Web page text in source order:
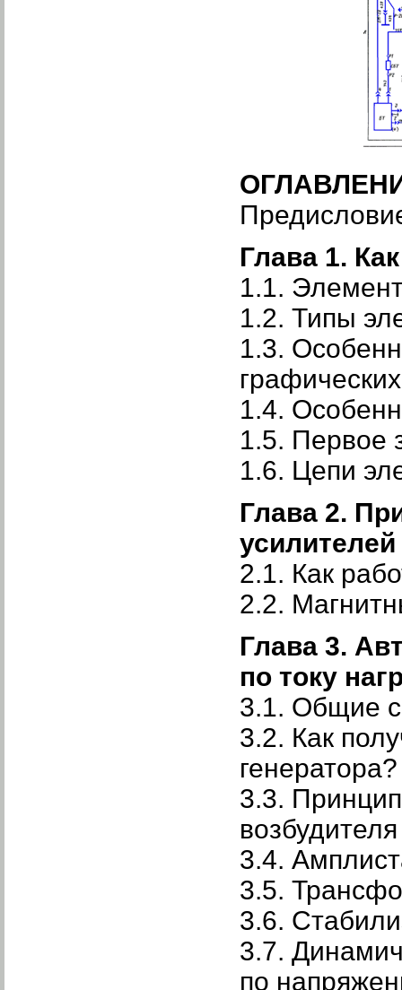
Глава 1.
1.1.
1.2. Типы
1.3.
1.4.
1.5. Первое
1.6. Цепи
Глава 2.
усилителей
2.1. Как
2.2.
Глава 3.
по току
3.1. Общие
3.2. Как
3.3.
3.4.
3.5.
3.6.
3.7.
по